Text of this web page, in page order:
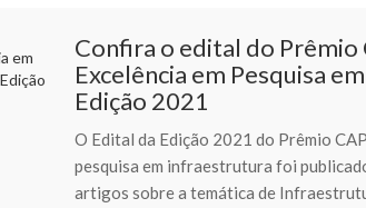
Confira o edital do Prêmio
Excelência em Pesquisa
Edição 2021
O Edital da Edição 2021 do Prêmio
pesquisa em infraestrutura foi
artigos sobre a temática de